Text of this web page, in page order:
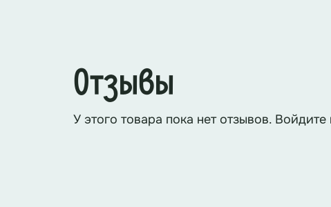
Отзывы
У этого товара пока нет отзывов.